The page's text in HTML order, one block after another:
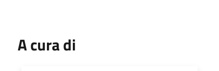
A cura di